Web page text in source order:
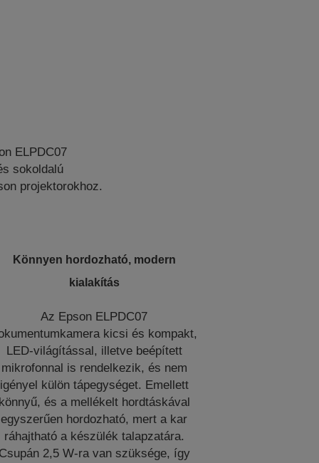
ELPDC07
sokoldalú
projektorokhoz.
Könnyen hordozható, modern
kialakítás
Az Epson ELPDC07
kicsi és kompakt,
LED-világítással, illetve beépített
mikrofonnal is rendelkezik, és nem
igényel külön tápegységet. Emellett
és a mellékelt hordtáskával
egyszerűen hordozható, mert a kar
ráhajtható a készülék talapzatára.
2,5 W-ra van szüksége, így